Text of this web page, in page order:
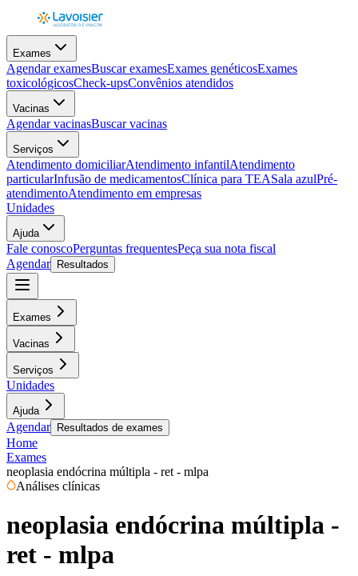
Exames
Agendar examesBuscar examesExames genéticosExames
toxicológicosCheck-upsConvênios atendidos
Vacinas
Agendar vacinasBuscar vacinas
Serviços
Atendimento domiciliarAtendimento infantilAtendimento
particularInfusão de medicamentosClínica para TEASala azulPré-
atendimentoAtendimento em empresas
Unidades
Ajuda
Fale conoscoPerguntas frequentesPeça sua nota fiscal
Agendar
Resultados
Exames
Vacinas
Serviços
Unidades
Ajuda
Agendar Resultados de exames
Home
Exames
neoplasia endócrina múltipla - ret - mlpa
Análises clínicas
neoplasia endócrina múltipla -
ret - mlpa